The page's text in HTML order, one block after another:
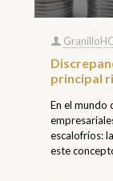
principal
En el mundo
escalofríos:
este